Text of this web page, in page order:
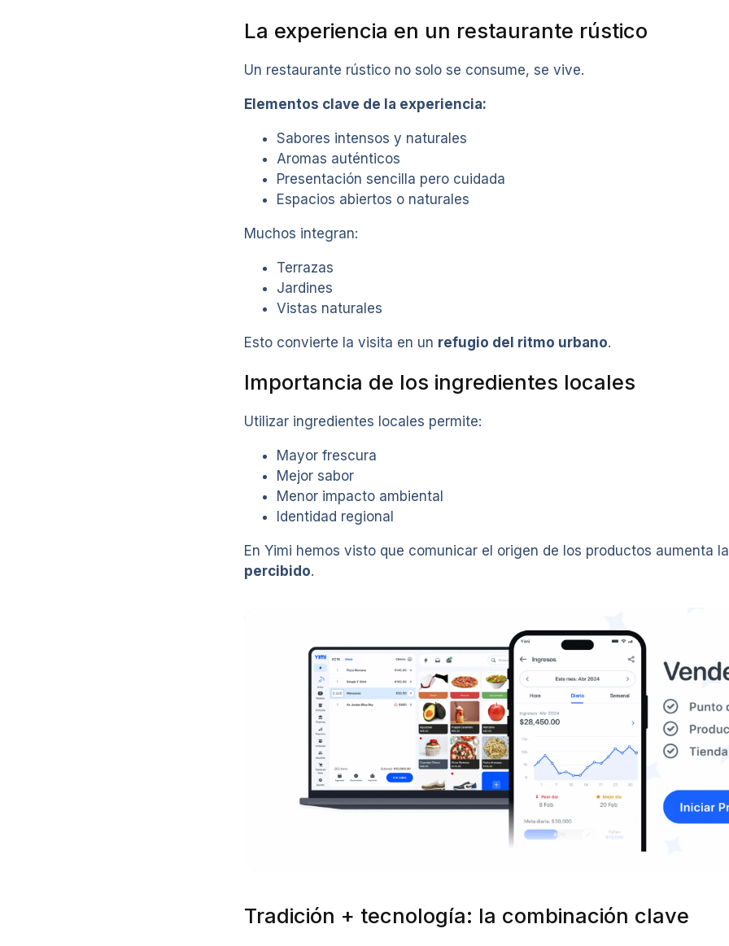
La experiencia en un restaurante rústico
Un restaurante rústico no solo se consume, se vive.
Elementos clave de la experiencia:
Sabores intensos y naturales
Aromas auténticos
Presentación sencilla pero cuidada
Espacios abiertos o naturales
Muchos integran:
Terrazas
Jardines
Vistas naturales
Esto convierte la visita en un refugio del ritmo urbano.
Importancia de los ingredientes locales
Utilizar ingredientes locales permite:
Mayor frescura
Mejor sabor
Menor impacto ambiental
Identidad regional
En Yimi hemos visto que comunicar el origen de los productos aumenta la
percibido.
Tradición + tecnología: la combinación clave